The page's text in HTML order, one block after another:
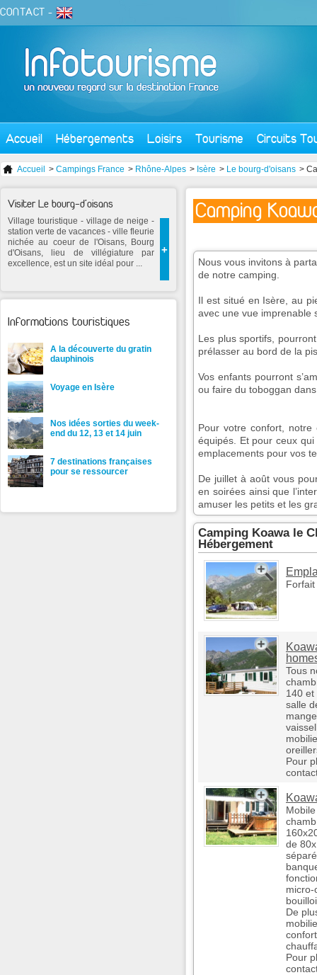
CONTACT -
Accueil Hébergements Loisirs Tourisme Circuits
Accueil > Campings France > Rhône-Alpes > Isère > Le bourg-d'oisans >
Camping
Nous vous invitons à
de notre camping.
Il est situé en Isère, au
avec une vue imprenable
Les plus sportifs,
prélasser au bord de la
Vos enfants pourront
ou faire du toboggan
Pour votre confort, notre
équipés. Et pour ceux
emplacements pour vos
De juillet à août vous
en soirées ainsi que
amuser les petits et les
Camping Koawa le
Hébergement
Tous
140 et
salle
Pour
de
micro-
De
Pour
Visiter Le bourg-d'oisans
+
Village touristique - village de neige -
station verte de vacances - ville fleurie
nichée au coeur de l'Oisans, Bourg
d'Oisans, lieu de villégiature par
excellence, est un site idéal pour ...
Informations touristiques
A la découverte du gratin
dauphinois
Voyage en Isère
Nos idées sorties du week-
end du 12, 13 et 14 juin
7 destinations françaises
pour se ressourcer